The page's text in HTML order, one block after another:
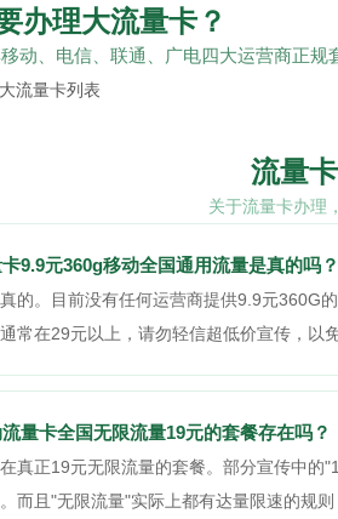
办理大流量卡？
动、电信、联通、广电四大运营商正规
流量卡列表
流量
关于流量卡办理
9.9元360g移动全国通用流量是真的吗？
的。目前没有任何运营商提供9.9元360G
常在29元以上，请勿轻信超低价宣传，以
量卡全国无限流量19元的套餐存在吗？
真正19元无限流量的套餐。部分宣传中的
而且"无限流量"实际上都有达量限速的规